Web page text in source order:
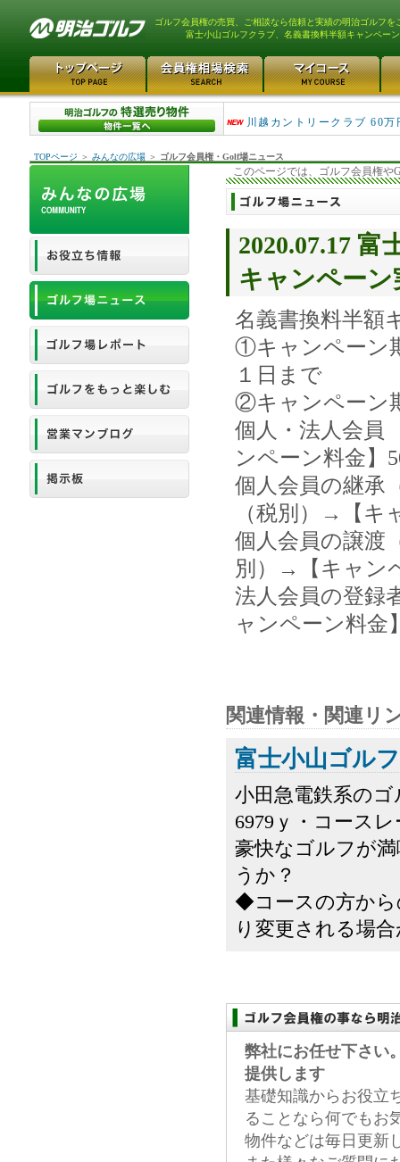
ゴルフ会員権の売買、ご相談なら信頼と実績の明治ゴルフを
富士小山ゴルフクラブ、名義書換料半額キャンペー
津久井湖ゴルフ倶楽部 80万
川越カントリークラブ 60万
TOPページ ＞ みんなの広場 ＞ ゴルフ会員権・Golf場ニュース
このページでは、ゴルフ会員権や
2020.07.17
キャンペーン
名義書換料半額
①キャンペーン
１日まで
②キャンペーン
個人・法人会員
ンペーン料金】
個人会員の継承
（税別）→【キ
個人会員の譲渡
別）→【キャン
法人会員の登録
ャンペーン料金
関連情報・関連リ
富士小山ゴル
小田急電鉄系の
6979ｙ・コース
豪快なゴルフが
うか？
◆コースの方から
り変更される場
弊社にお任せ下さい
提供します
基礎知識からお役立
ることなら何でもお
物件などは毎日更新